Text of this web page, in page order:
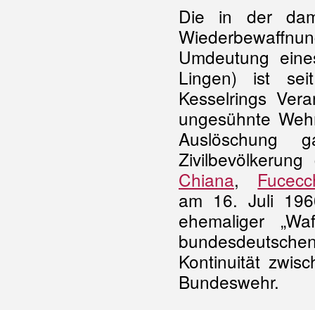
Die in der
Umdeutung
Lingen) ist
Kesselrings
ungesühnte
Chiana,
am 16. Juli
ehemaliger
Kontinuität
Bundeswehr.